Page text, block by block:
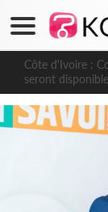
Côte d'Ivoire :
seront